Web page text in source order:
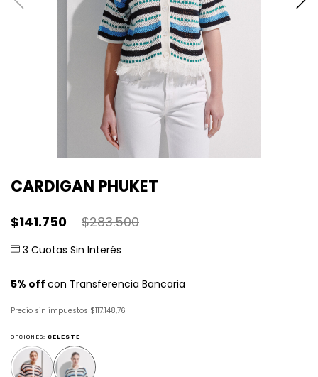
CARDIGAN PHUKET
$141.750 $283.500
Precio sin impuestos $117.148,76
OPCIONES: CELESTE